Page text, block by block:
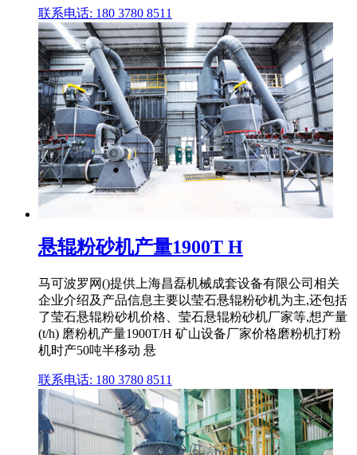
联系电话: 180 3780 8511
悬辊粉砂机产量1900T H
马可波罗网()提供上海昌磊机械成套设备有限公司相关
企业介绍及产品信息主要以莹石悬辊粉砂机为主,还包括
了莹石悬辊粉砂机价格、莹石悬辊粉砂机厂家等,想产量
(t/h) 磨粉机产量1900T/H 矿山设备厂家价格磨粉机打粉
机时产50吨半移动 悬
联系电话: 180 3780 8511